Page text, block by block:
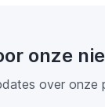
onze
over onze